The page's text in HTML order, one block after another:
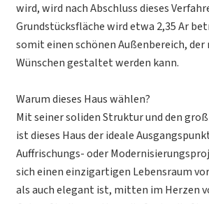
wird, wird nach Abschluss dieses
Grundstücksfläche wird etwa 2,35 Ar
somit einen schönen Außenbereich, der
Wünschen gestaltet werden kann.
Warum dieses Haus wählen?
Mit seiner soliden Struktur und den
ist dieses Haus der ideale
Auffrischungs- oder
sich einen einzigartigen Lebensraum
als auch elegant ist, mitten im Herzen